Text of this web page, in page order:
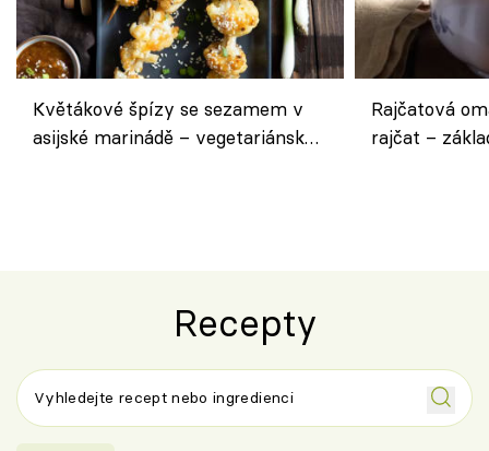
Květákové špízy se sezamem v
asijské marinádě – vegetariánská
Rajčatová
rajčat –
Recepty